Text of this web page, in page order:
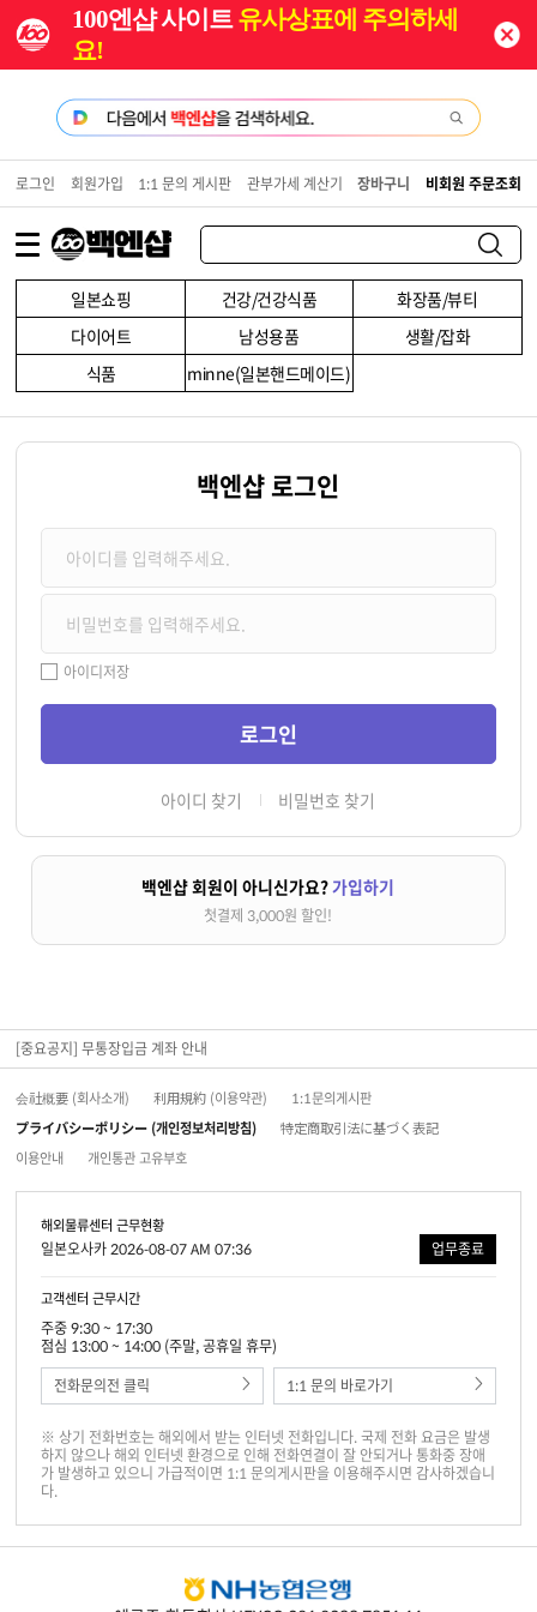
100엔샵 사이트유사상표에 주의하세
요!
일본쇼핑 건강/건강식품
화장품/뷰티
다이어트
남성용품
생활/잡화
식품
minne(일본핸드메이드)
로그인 회원가입 1:1 문의 게시판 관부가세 계산기 장바구니 비회원 주문조회
백엔샵 로그인
아이디저장
아이디 찾기 비밀번호 찾기
백엔샵 회원이 아니신가요?가입하기
첫결제 3,000원 할인!
[중요공지] 무통장입금 계좌 안내
会社概要 (회사소개) 利用規約 (이용약관)
1:1문의게시판
プライバシーポリシー (개인정보처리방침)
特定商取引法に基づく表記
이용안내
개인통관 고유부호
해외물류센터 근무현황
일본오사카 2026-08-07 AM 07:36 업무종료
고객센터 근무시간
주중 9:30 ~ 17:30
점심 13:00 ~ 14:00 (주말, 공휴일 휴무)
전화문의전 클릭
1:1 문의 바로가기
※ 상기 전화번호는 해외에서 받는 인터넷 전화입니다. 국제 전화 요금은 발생
하지 않으나 해외 인터넷 환경으로 인해 전화연결이 잘 안되거나 통화중 장애
가 발생하고 있으니 가급적이면 1:1 문의게시판을 이용해주시면 감사하겠습니
다.